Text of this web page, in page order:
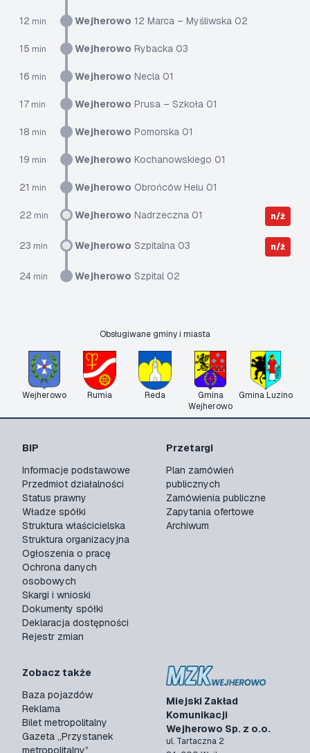
12 min Wejherowo 12 Marca – Myśliwska 02
15 min Wejherowo Rybacka 03
16 min Wejherowo Necla 01
17 min Wejherowo Prusa – Szkoła 01
18 min Wejherowo Pomorska 01
19 min Wejherowo Kochanowskiego 01
21 min Wejherowo Obrońców Helu 01
22 min Wejherowo Nadrzeczna 01 n/ż
23 min Wejherowo Szpitalna 03 n/ż
24 min Wejherowo Szpital 02
Obsługiwane gminy i miasta
Wejherowo Rumia Reda
Gmina
Wejherowo
Gmina Luzino
Miejski Zakład
Komunikacji
Wejherowo Sp. z o.o.
ul. Tartaczna 2
BIP
Informacje podstawowe
Przedmiot działalności
Status prawny
Władze spółki
Struktura właścicielska
Struktura organizacyjna
Ogłoszenia o pracę
Ochrona danych
osobowych
Skargi i wnioski
Dokumenty spółki
Deklaracja dostępności
Rejestr zmian
Przetargi
Plan zamówień
publicznych
Zamówienia publiczne
Zapytania ofertowe
Archiwum
Zobacz także
Baza pojazdów
Reklama
Bilet metropolitalny
Gazeta „Przystanek
metropolitalny”